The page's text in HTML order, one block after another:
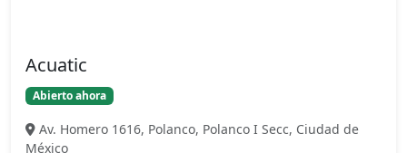
Acuatic
Abierto ahora
Av. Homero 1616, Polanco, Polanco I Secc, Ciudad de
México